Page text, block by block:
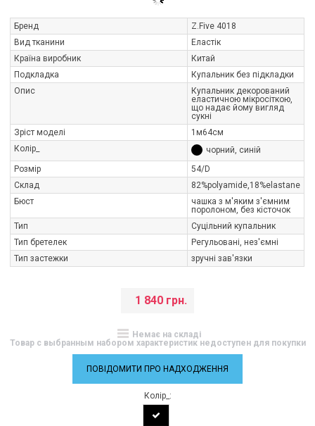
Бренд
Z.Five 4018
Вид тканини
Еластік
Країна виробник
Китай
Подкладка
Купальник без підкладки
Опис
Купальник декорований
еластичною мікросіткою,
що надає йому вигляд
сукні
Зріст моделі
1м64см
Колір_
чорний, синій
Розмір
54/D
Склад
82%polyamide,18%elastane
Бюст
чашка з м'яким з'ємним
поролоном, без кісточок
Тип
Суцільний купальник
Тип бретелек
Регульовані, нез'ємні
Тип застежки
зручні зав'язки
1 840 грн.
Немає на складі
Товар с выбранным набором характеристик недоступен для покупки
ПОВІДОМИТИ ПРО НАДХОДЖЕННЯ
Колір_: